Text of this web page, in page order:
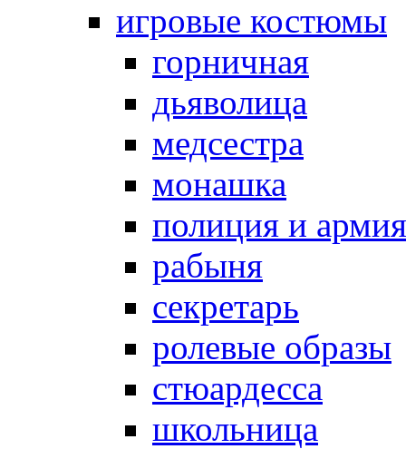
игровые костюмы
горничная
дьяволица
медсестра
монашка
полиция и армия
рабыня
секретарь
ролевые образы
стюардесса
школьница